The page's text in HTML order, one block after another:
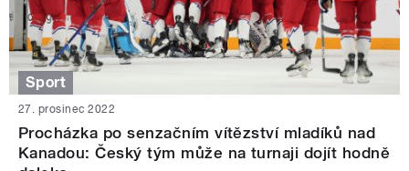
Sport
27. prosinec 2022
Procházka po senzačním vítězství mladíků nad
Kanadou: Český tým může na turnaji dojít hodně